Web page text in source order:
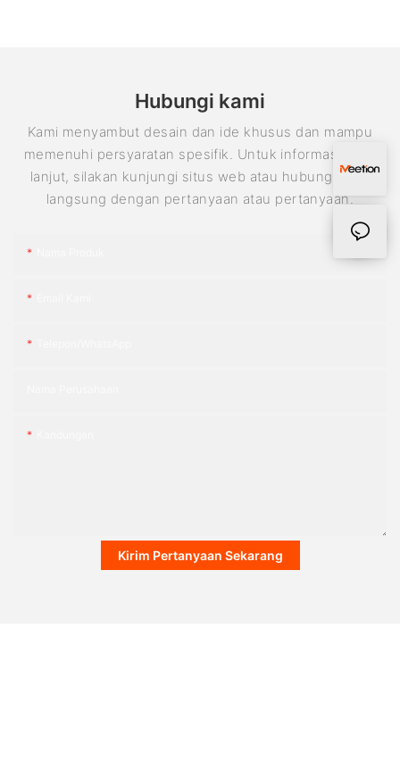
Hubungi kami
Kami menyambut desain dan ide khusus dan mampu
memenuhi persyaratan spesifik. Untuk informasi lebih
lanjut, silakan kunjungi situs web atau hubungi kami
langsung dengan pertanyaan atau pertanyaan.
Kirim Pertanyaan Sekarang